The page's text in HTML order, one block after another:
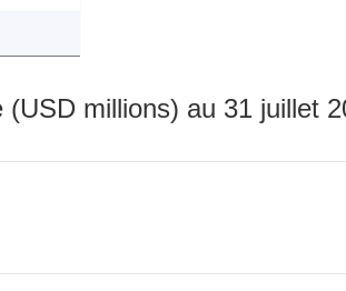
millions) au 31 juillet